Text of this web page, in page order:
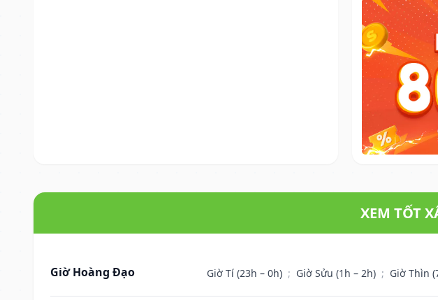
XEM TỐT
Giờ Hoàng Đạo Giờ Tí (23h – 0h) ; Giờ Sửu (1h – 2h) ; Giờ Thìn